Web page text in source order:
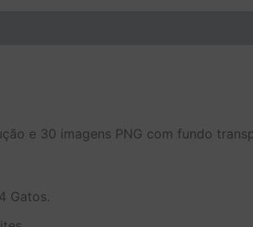
e 30 imagens PNG com fundo
Gatos.